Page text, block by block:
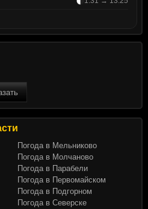
Погода в Мельниково
Погода в Молчаново
Погода в Парабели
Погода в Первомайском
Погода в Подгорном
Погода в Северске